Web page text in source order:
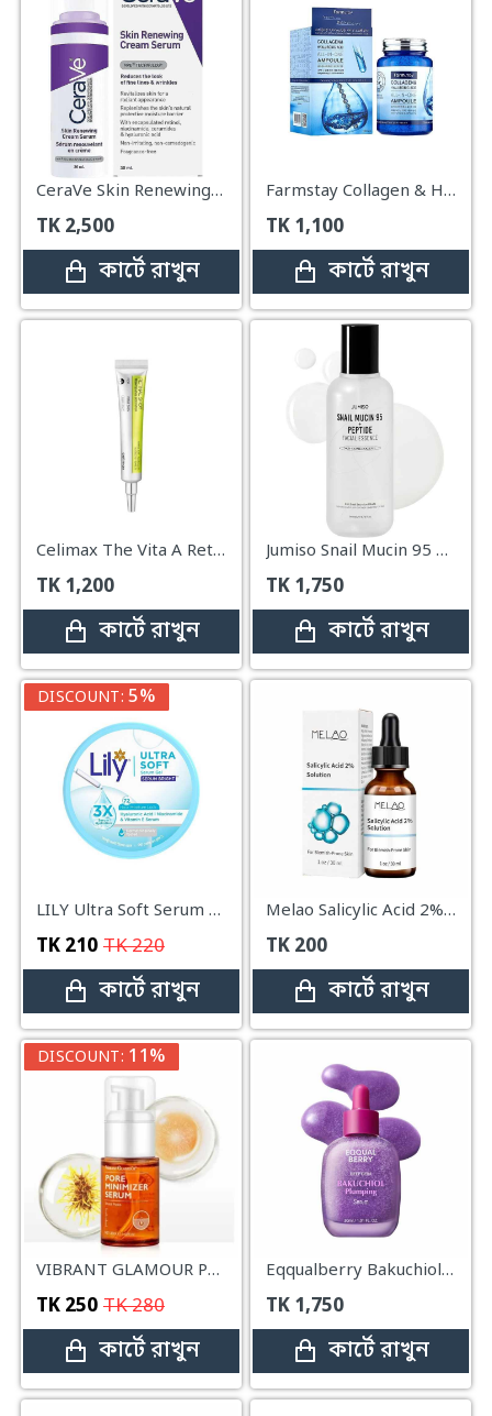
CeraVe Skin Renewing Retinol Serum – 30ml
TK 2,500
কার্টে রাখুন
Farmstay Collagen & Hyaluronic Acid All In One Ampoule
TK 1,100
কার্টে রাখুন
Celimax The Vita A Retinal Shot Tightening Booster – 15ml
TK 1,200
কার্টে রাখুন
Jumiso Snail Mucin 95 + Peptide Essence – 140ml
TK 1,750
কার্টে রাখুন
DISCOUNT: 5%
LILY Ultra Soft Serum Gel-50ml
TK 210 TK220
কার্টে রাখুন
Melao Salicylic Acid 2% Solution – 30 ml
TK 200
কার্টে রাখুন
DISCOUNT: 11%
VIBRANT GLAMOUR Pore Minimizer Serum – 30ml
TK 250 TK280
কার্টে রাখুন
Eqqualberry Bakuchiol Plumping Serum – 30ml
TK 1,750
কার্টে রাখুন